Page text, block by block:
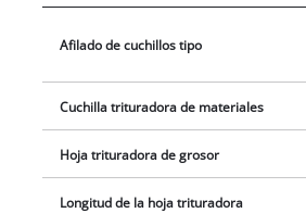
cuchilla en el alcance del envío de la
con batería REDAXXO está contenida
Afilado de cuchillos tipo
Cuchilla trituradora de materiales
Hoja trituradora de grosor
Longitud de la hoja trituradora